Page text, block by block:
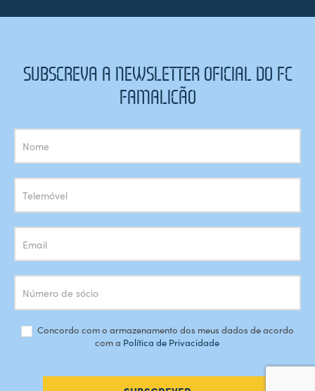
SUBSCREVA A NEWSLETTER OFICIAL DO FC
FAMALICÃO
Subscrição
Newsletter
Concordo com o armazenamento dos meus dados de acordo
com a Política de Privacidade